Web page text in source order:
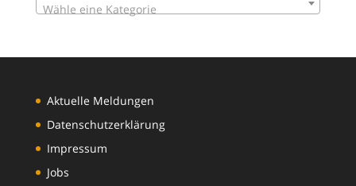
Wähle eine Kategorie
Aktuelle Meldungen
Datenschutzerklärung
Impressum
Jobs